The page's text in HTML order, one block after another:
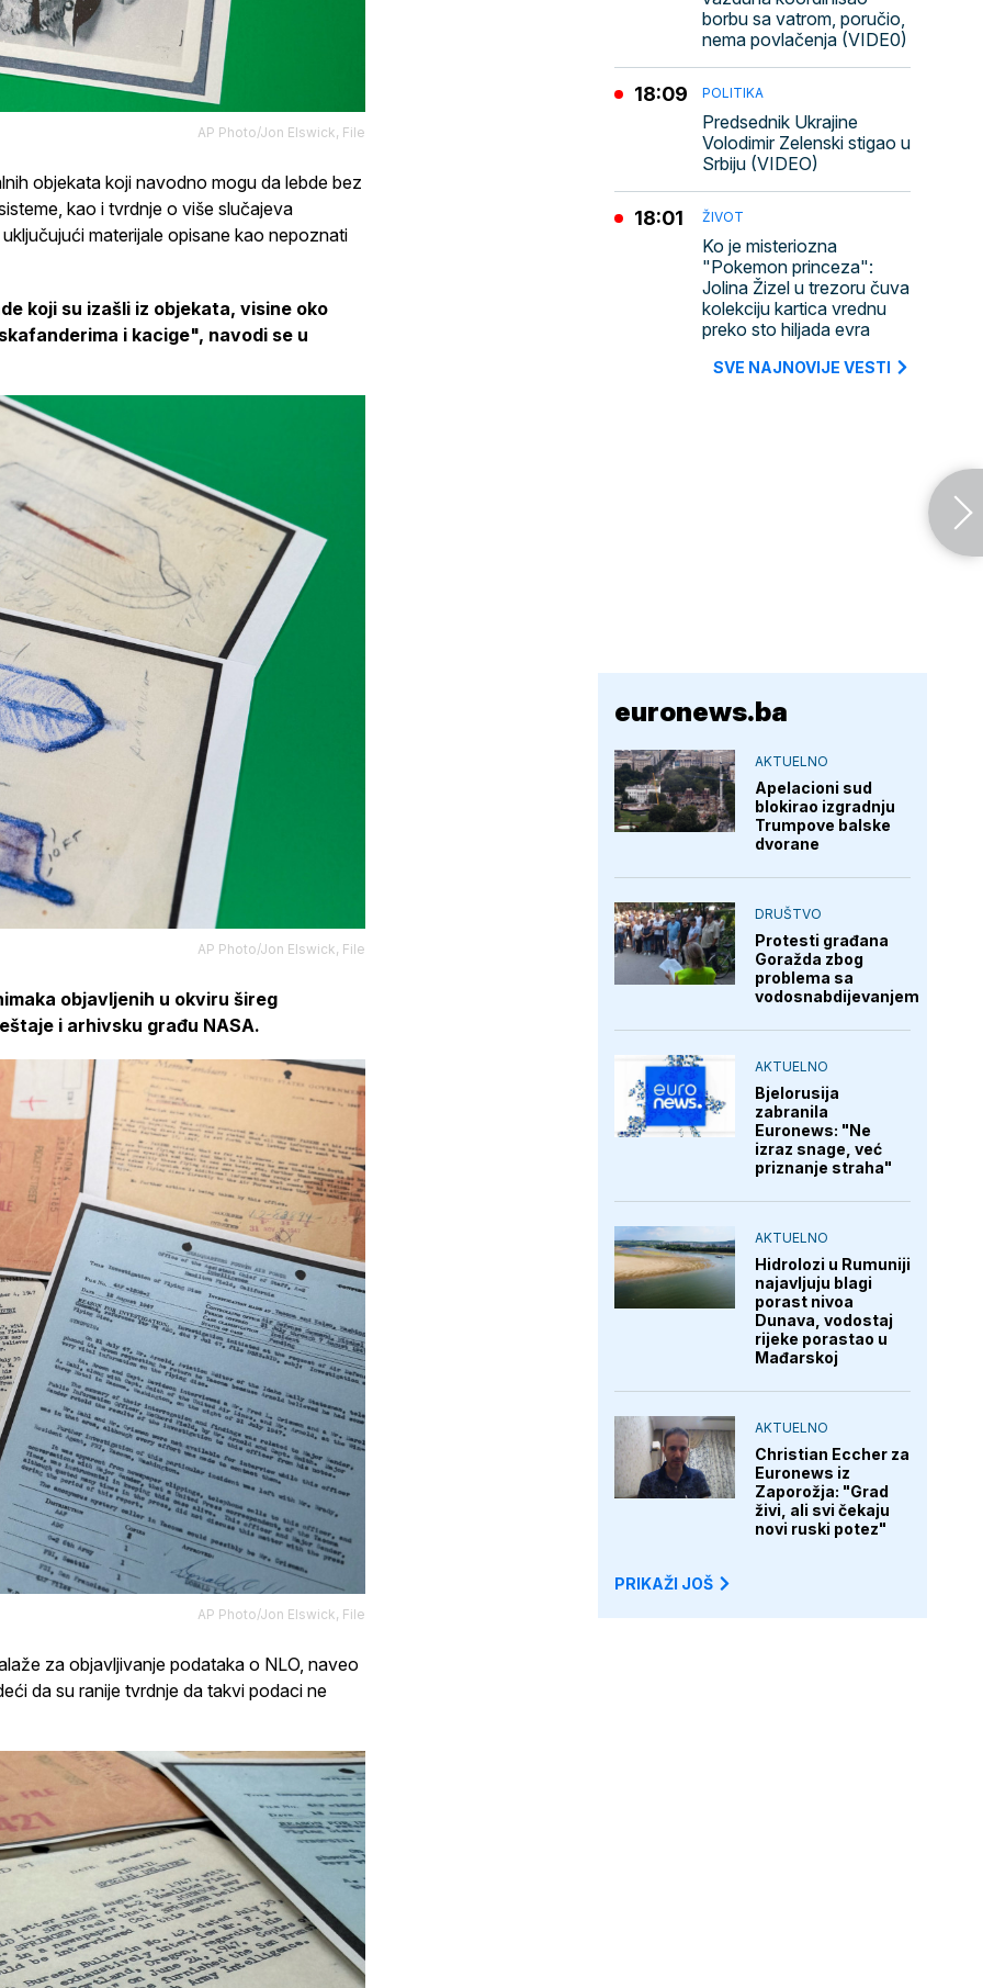
AP Photo/Jon Elswick, File
objekata koji navodno mogu da lebde bez
kao i tvrdnje o više slučajeva
materijale opisane kao nepoznati
koji su izašli iz objekata, visine oko
i kacige", navodi se u
AP Photo/Jon Elswick, File
objavljenih u okviru šireg
i arhivsku građu NASA.
AP Photo/Jon Elswick, File
za objavljivanje podataka o NLO, naveo
da su ranije tvrdnje da takvi podaci ne
borbu sa vatrom, poručio,
nema povlačenja (VIDE0)
POLITIKA
Predsednik Ukrajine
Volodimir Zelenski stigao u
Srbiju (VIDEO)
18:09
ŽIVOT
Ko je misteriozna
"Pokemon princeza":
Jolina Žizel u trezoru čuva
kolekciju kartica vrednu
preko sto hiljada evra
18:01
SVE NAJNOVIJE VESTI
euronews.ba
AKTUELNO
Apelacioni sud
blokirao izgradnju
Trumpove balske
dvorane
DRUŠTVO
Protesti građana
Goražda zbog
problema sa
vodosnabdijevanjem
AKTUELNO
Bjelorusija
zabranila
Euronews: "Ne
izraz snage, već
priznanje straha"
AKTUELNO
Hidrolozi u Rumuniji
najavljuju blagi
porast nivoa
Dunava, vodostaj
rijeke porastao u
Mađarskoj
AKTUELNO
Christian Eccher za
Euronews iz
Zaporožja: "Grad
živi, ali svi čekaju
novi ruski potez"
PRIKAŽI JOŠ